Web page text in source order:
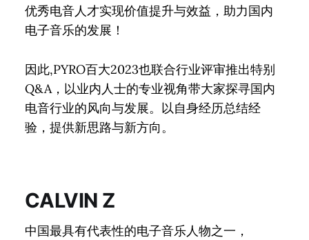
优秀电音人才实现价值提升与效益，助力国内
电子音乐的发展！
因此,PYRO百大2023也联合行业评审推出特别
Q&A，以业内人士的专业视角带大家探寻国内
电音行业的风向与发展。以自身经历总结经
验，提供新思路与新方向。
CALVIN Z
中国最具有代表性的电子音乐人物之一，